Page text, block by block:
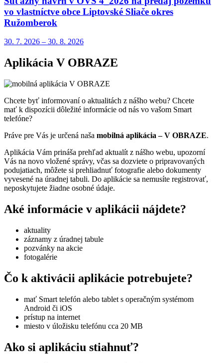
vo vlastníctve obce Liptovské Sliače okres
Ružomberok
30. 7. 2026 – 30. 8. 2026
Aplikácia V OBRAZE
Chcete byť informovaní o aktualitách z nášho webu? Chcete
mať k dispozícii dôležité informácie od nás vo vašom Smart
telefóne?
Práve pre Vás je určená naša mobilná aplikácia – V OBRAZE.
Aplikácia Vám prináša prehľad aktualít z nášho webu, upozorní
Vás na novo vložené správy, včas sa dozviete o pripravovaných
podujatiach, môžete si prehliadnuť fotografie alebo dokumenty
vyvesené na úradnej tabuli. Do aplikácie sa nemusíte registrovať,
neposkytujete žiadne osobné údaje.
Aké informácie v aplikácii nájdete?
aktuality
záznamy z úradnej tabule
pozvánky na akcie
fotogalérie
Čo k aktivácii aplikácie potrebujete?
mať Smart telefón alebo tablet s operačným systémom
Android či iOS
prístup na internet
miesto v úložisku telefónu cca 20 MB
Ako si aplikáciu stiahnuť?